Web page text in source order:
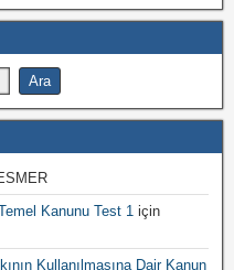
Kanunu Test 1 için
Kullanılmasına Dair Kanun